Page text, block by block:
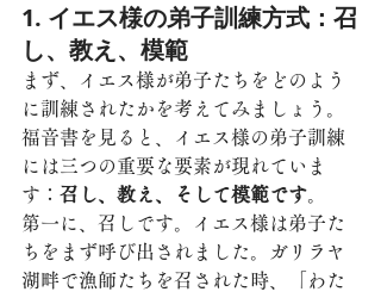
1. イエス様の弟子訓練方式：召
し、教え、模範
まず、イエス様が弟子たちをどのよう
に訓練されたかを考えてみましょう。
福音書を見ると、イエス様の弟子訓練
には三つの重要な要素が現れていま
す： 召し、教え、そして模範です
第一に、召しです。イエス様は弟子た
ちをまず呼び出されました。ガリラヤ
湖畔で漁師たちを召された時、「わた